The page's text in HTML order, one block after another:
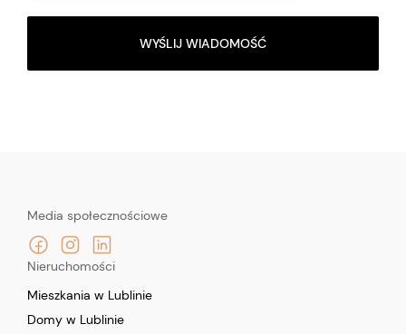
WYŚLIJ WIADOMOŚĆ
Media społecznościowe
Nieruchomości
Mieszkania w Lublinie
Domy w Lublinie